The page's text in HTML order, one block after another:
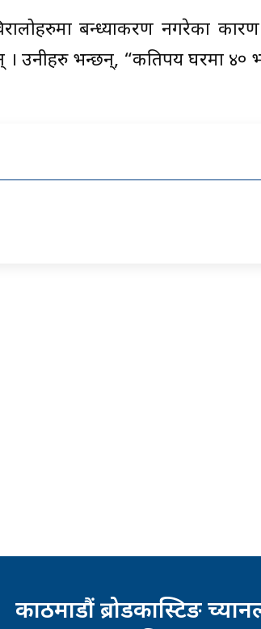
बन्ध्याकरण नगरेका
उनीहरु भन्छन्, “कतिपय घरमा ४०
काठमाडौं ब्रोडकास्टिङ